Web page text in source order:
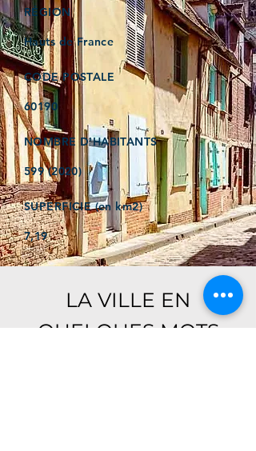
RÉGION
Hauts de France
CODE POSTALE
60190
NOMBRE D'HABITANTS
599 (2020)
SUPERFICIE (en km2)
7,19
LA VILLE EN
QUELQUES MOTS